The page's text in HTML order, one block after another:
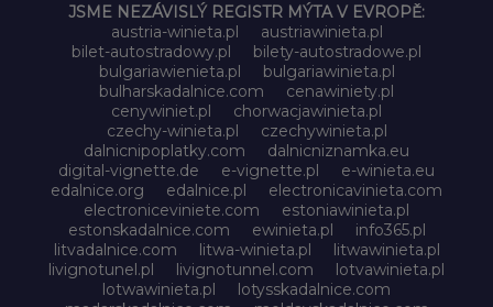
JSME NEZÁVISLÝ REGISTR MÝTA V EVROPĚ:
austria-winieta.pl
austriawinieta.pl
bilet-autostradowy.pl
bilety-autostradowe.pl
bulgariawienieta.pl
bulgariawinieta.pl
bulharskadalnice.com
cenawiniety.pl
cenywiniet.pl
chorwacjawinieta.pl
czechy-winieta.pl
czechywinieta.pl
dalnicnipoplatky.com
dalnicniznamka.eu
digital-vignette.de
e-vignette.pl
e-winieta.eu
edalnice.org
edalnice.pl
electronicavinieta.com
electroniceviniete.com
estoniawinieta.pl
estonskadalnice.com
ewinieta.pl
info365.pl
litvadalnice.com
litwa-winieta.pl
litwawinieta.pl
livignotunel.pl
livignotunnel.com
lotvawinieta.pl
lotwawinieta.pl
lotysskadalnice.com